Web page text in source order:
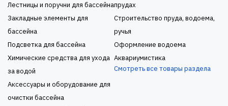
Лестницы и поручни для бассейна
Закладные элементы для
бассейна
Подсветка для бассейна
Химические средства для ухода
за водой
Аксессуары и оборудование для
очистки бассейна
прудах
Строительство пруда, водоема,
ручья
Оформление водоема
Аквариумистика
Смотреть все товары раздела